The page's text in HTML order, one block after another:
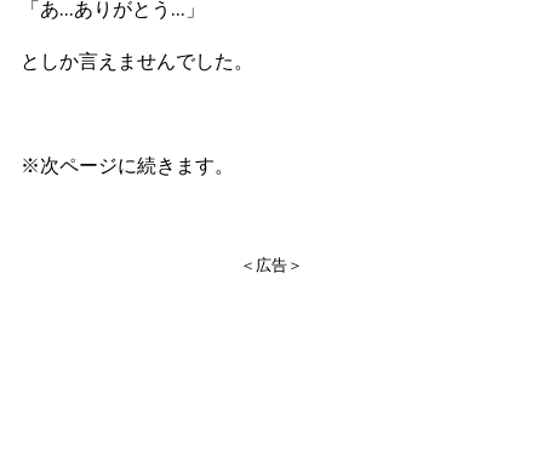
「あ…ありがとう…」
としか言えませんでした。
※次ページに続きます。
＜広告＞